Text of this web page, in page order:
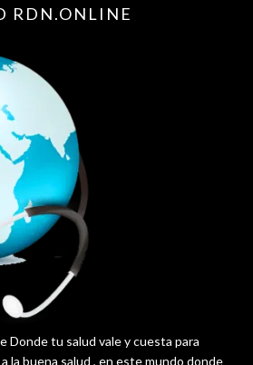
RDN.ONLINE
Donde tu salud vale y cuesta para
la buena salud , en este mundo donde